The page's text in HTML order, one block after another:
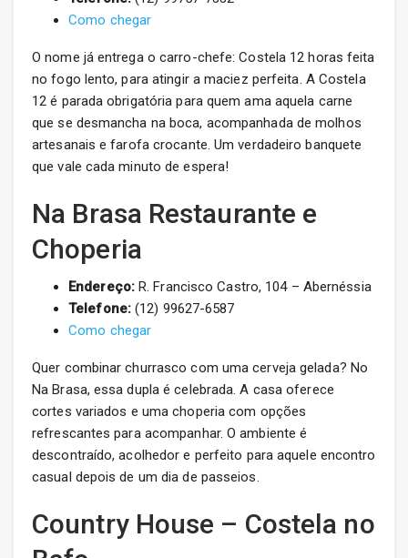
Como chegar
O nome já entrega o carro-chefe: Costela 12 horas feita
no fogo lento, para atingir a maciez perfeita. A Costela
12 é parada obrigatória para quem ama aquela carne
que se desmancha na boca, acompanhada de molhos
artesanais e farofa crocante. Um verdadeiro banquete
que vale cada minuto de espera!
Na Brasa Restaurante e
Choperia
Endereço:R. Francisco Castro, 104 – Abernéssia
Telefone:(12) 99627-6587
Como chegar
Quer combinar churrasco com uma cerveja gelada? No
Na Brasa, essa dupla é celebrada. A casa oferece
cortes variados e uma choperia com opções
refrescantes para acompanhar. O ambiente é
descontraído, acolhedor e perfeito para aquele encontro
casual depois de um dia de passeios.
Country House – Costela no